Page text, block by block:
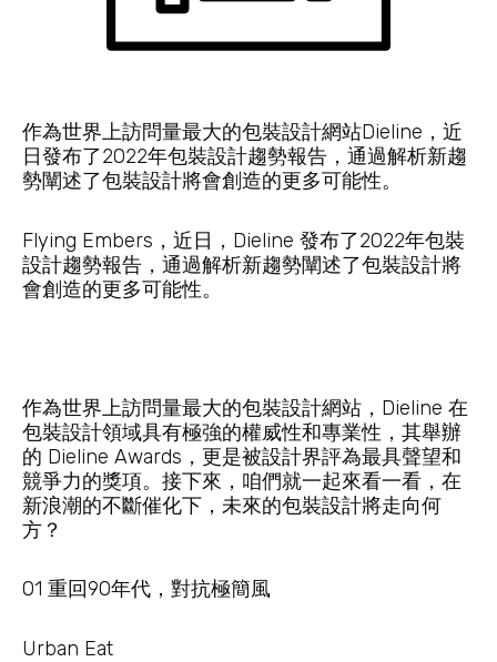
作為世界上訪問量最大的包裝設計網站Dieline，近
日發布了2022年包裝設計趨勢報告，通過解析新趨
勢闡述了包裝設計將會創造的更多可能性。
Flying Embers，近日，Dieline 發布了2022年包裝
設計趨勢報告，通過解析新趨勢闡述了包裝設計將
會創造的更多可能性。
作為世界上訪問量最大的包裝設計網站，Dieline 在
包裝設計領域具有極強的權威性和專業性，其舉辦
的 Dieline Awards，更是被設計界評為最具聲望和
競爭力的獎項。接下來，咱們就一起來看一看，在
新浪潮的不斷催化下，未來的包裝設計將走向何
方？
01 重回90年代，對抗極簡風
Urban Eat